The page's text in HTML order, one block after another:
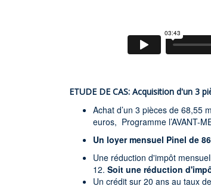
ETUDE DE CAS: Acquisition d'un 3
Achat d’un 3 pièces de 68,55
euros, Programme l’AVANT-
Un loyer mensuel Pinel de
Une réduction d'impôt
12. Soit une réduction
Un crédit sur 20 ans au taux